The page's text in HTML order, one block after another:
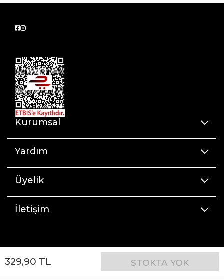
329,90 TL STOKTA YOK
Kurumsal
Yardım
Üyelik
İletişim